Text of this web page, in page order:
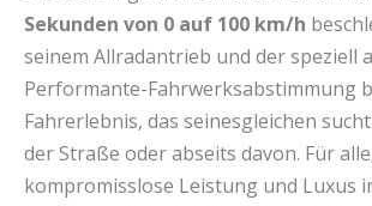
Sekunden von 0 auf 100 km/h
seinem Allradantrieb und der speziell
Performante-Fahrwerksabstimmung
Fahrerlebnis, das seinesgleichen
der Straße oder abseits davon. Für
kompromisslose Leistung und Luxus